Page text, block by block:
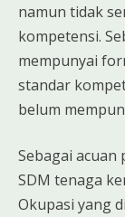
namun tidak
kompetensi.
mempunyai
standar
belum
Sebagai
SDM tenaga
Okupasi yang